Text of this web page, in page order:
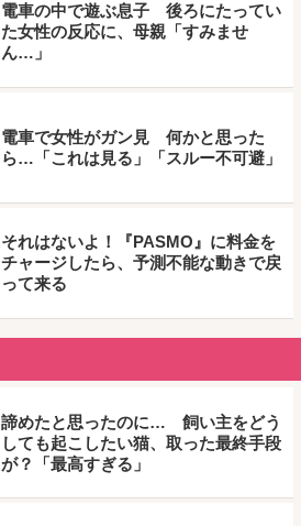
電車の中で遊ぶ息子 後ろにたってい
た女性の反応に、母親「すみませ
ん…」
電車で女性がガン見 何かと思った
ら…「これは見る」「スルー不可避」
それはないよ！『PASMO』に料金を
チャージしたら、予測不能な動きで戻
って来る
諦めたと思ったのに… 飼い主をどう
しても起こしたい猫、取った最終手段
が？「最高すぎる」